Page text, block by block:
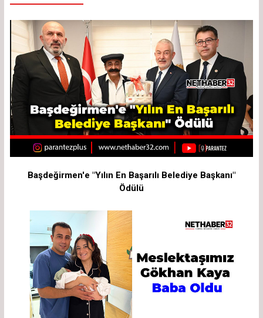
Başdeğirmen'e "Yılın En Başarılı Belediye Başkanı"
Ödülü